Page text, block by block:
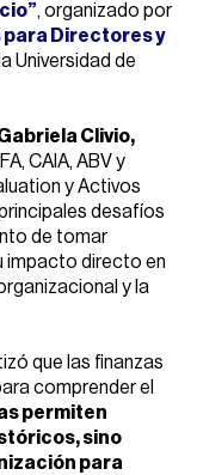
, organizado por
para Directores y
Universidad de
Clivio,
CAIA, ABV y
y Activos
desafíos
de tomar
impacto directo en
y la
que las finanzas
comprender el
permiten
sino
para